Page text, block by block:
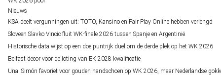
Nieuws
KSA deelt vergunningen uit: TOTO, Kansino en Fair Play Online hebben verlengd
Sloveen Slavko Vincic fluit WK-finale 2026 tussen Spanje en Argentinië
Historische data wijst op een doelpuntrijk duel om de derde plek op het WK 2026
Belfast decor voor de loting van EK 2028 kwalificatie
Unai Simón favoriet voor gouden handschoen op WK 2026, maar Nederlandse